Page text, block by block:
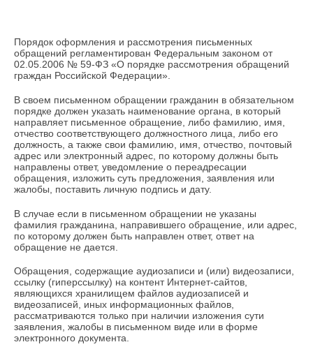
Порядок оформления и рассмотрения письменных
обращений регламентирован Федеральным законом от
02.05.2006 № 59-ФЗ «О порядке рассмотрения обращений
граждан Российской Федерации».
В своем письменном обращении гражданин в обязательном
порядке должен указать наименование органа, в который
направляет письменное обращение, либо фамилию, имя,
отчество соответствующего должностного лица, либо его
должность, а также свои фамилию, имя, отчество, почтовый
адрес или электронный адрес, по которому должны быть
направлены ответ, уведомление о переадресации
обращения, изложить суть предложения, заявления или
жалобы, поставить личную подпись и дату.
В случае если в письменном обращении не указаны
фамилия гражданина, направившего обращение, или адрес,
по которому должен быть направлен ответ, ответ на
обращение не дается.
Обращения, содержащие аудиозаписи и (или) видеозаписи,
ссылку (гиперссылку) на контент Интернет-сайтов,
являющихся хранилищем файлов аудиозаписей и
видеозаписей, иных информационных файлов,
рассматриваются только при наличии изложения сути
заявления, жалобы в письменном виде или в форме
электронного документа.